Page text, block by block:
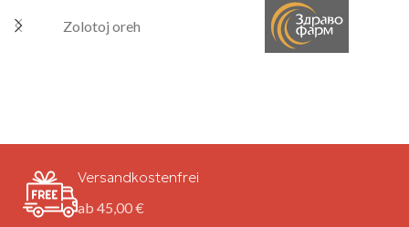
Zolotoj oreh
Versandkostenfrei
ab 45,00 €